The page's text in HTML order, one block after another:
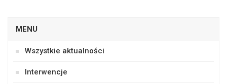
MENU
Wszystkie aktualności
Interwencje